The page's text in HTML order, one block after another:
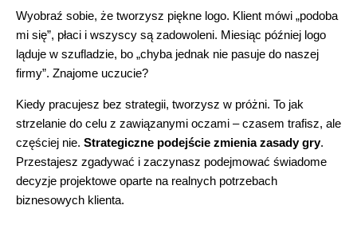
Wyobraź sobie, że tworzysz piękne logo. Klient mówi „podoba
mi się”, płaci i wszyscy są zadowoleni. Miesiąc później logo
ląduje w szufladzie, bo „chyba jednak nie pasuje do naszej
firmy”. Znajome uczucie?
Kiedy pracujesz bez strategii, tworzysz w próżni. To jak
strzelanie do celu z zawiązanymi oczami – czasem trafisz, ale
częściej nie. Strategiczne podejście zmienia zasady gry.
Przestajesz zgadywać i zaczynasz podejmować świadome
decyzje projektowe oparte na realnych potrzebach
biznesowych klienta.